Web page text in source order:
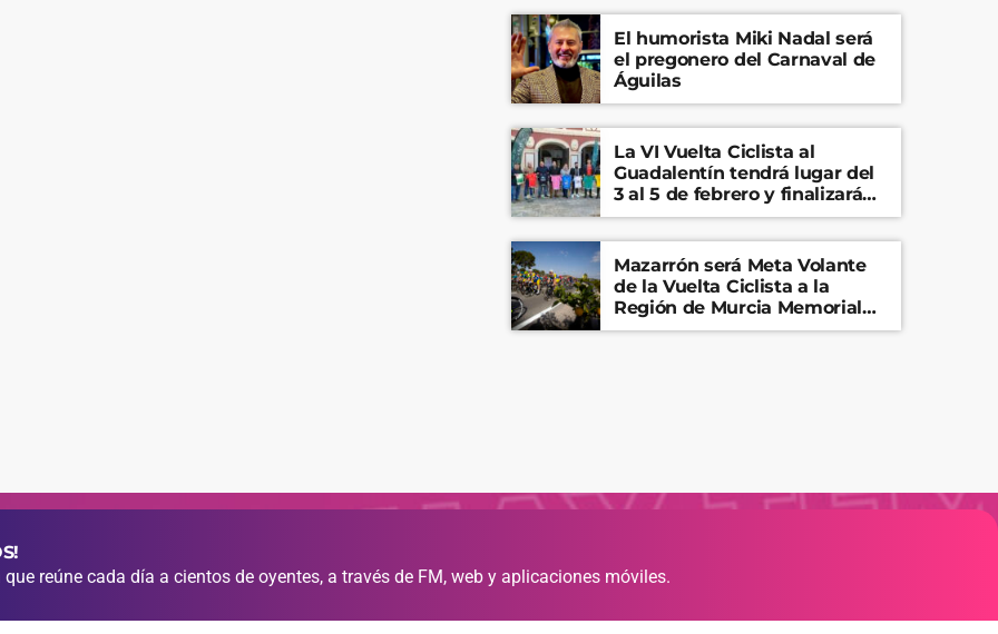
El humorista Miki Nadal será
el pregonero del Carnaval de
Águilas
La VI Vuelta Ciclista al
Guadalentín tendrá lugar del
3 al 5 de febrero y finalizará
en el Castillo de Lorca
Mazarrón será Meta Volante
de la Vuelta Ciclista a la
Región de Murcia Memorial
Mariano Rojas
reúne cada día a cientos de oyentes, a través de FM, web y aplicaciones móviles.